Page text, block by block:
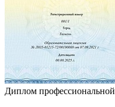
Диплом